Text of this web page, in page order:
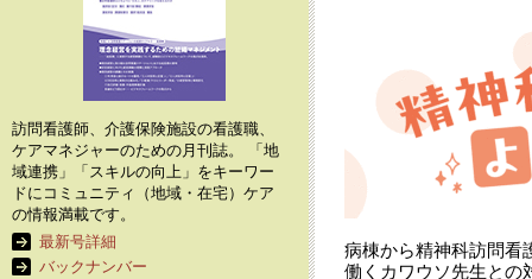
病棟から精神科訪問看
働くカワウソ先生との
訪問看護師、介護保険施設の看護職、
ケアマネジャーのための月刊誌。 「地
域連携」「スキルの向上」をキーワー
ドにコミュニティ（地域・在宅）ケア
の情報満載です。
最新号詳細
バックナンバー